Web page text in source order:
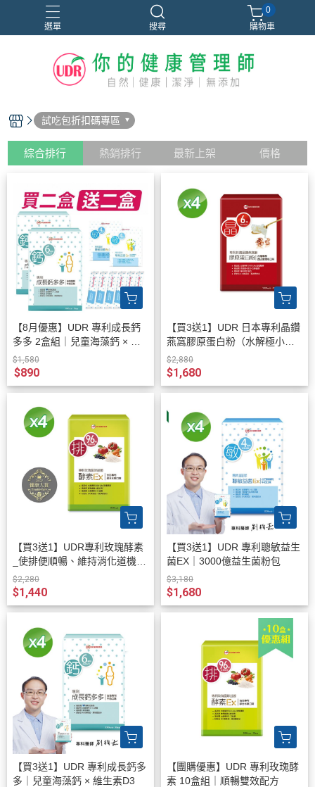
選單 搜尋
0
購物車
試吃包折扣碼專區
綜合排行 熱銷排行 最新上架 價格
【8月優惠】UDR 專利成長鈣
多多 2盒組｜兒童海藻鈣 × 維
生素D3
$1,580
$890
【買3送1】UDR 日本專利晶鑽
燕窩膠原蛋白粉（水解極小分
子、無腥味好吸收）｜養顏美
容首選
$2,880
$1,680
【買3送1】UDR專利玫瑰酵素
_使排便順暢、維持消化道機能
的雙效酵素推薦
$2,280
$1,440
【買3送1】UDR 專利聰敏益生
菌EX｜3000億益生菌粉包
$3,180
$1,680
【買3送1】UDR 專利成長鈣多
多｜兒童海藻鈣 × 維生素D3
【團購優惠】UDR 專利玫瑰酵
素 10盒組｜順暢雙效配方